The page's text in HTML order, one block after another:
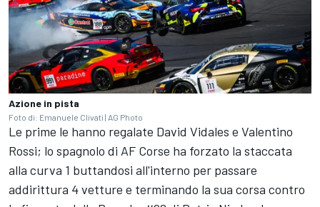
Azione in pista
Foto di: Emanuele Clivati | AG Photo
Le prime le hanno regalate David Vidales e Valentino
Rossi; lo spagnolo di AF Corse ha forzato la staccata
alla curva 1 buttandosi all'interno per passare
addirittura 4 vetture e terminando la sua corsa contro